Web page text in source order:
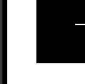
ilumina
viento?